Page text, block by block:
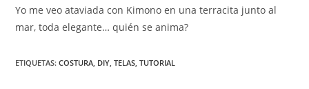
Yo me veo ataviada con Kimono en una terracita junto al
mar, toda elegante… quién se anima?
ETIQUETAS:COSTURA, DIY, TELAS, TUTORIAL